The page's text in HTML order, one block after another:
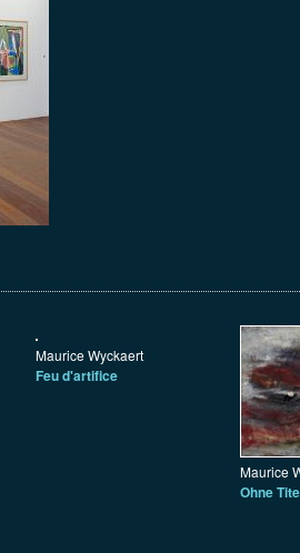
Maurice Wyckaert
Feu d'artifice
Maurice
Ohne